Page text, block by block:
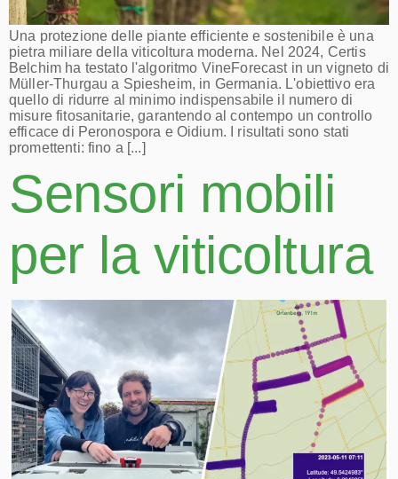
Una protezione delle piante efficiente e sostenibile è una
pietra miliare della viticoltura moderna. Nel 2024, Certis
Belchim ha testato l'algoritmo VineForecast in un vigneto di
Müller-Thurgau a Spiesheim, in Germania. L'obiettivo era
quello di ridurre al minimo indispensabile il numero di
misure fitosanitarie, garantendo al contempo un controllo
efficace di Peronospora e Oidium. I risultati sono stati
promettenti: fino a [...]
Sensori mobili
per la viticoltura